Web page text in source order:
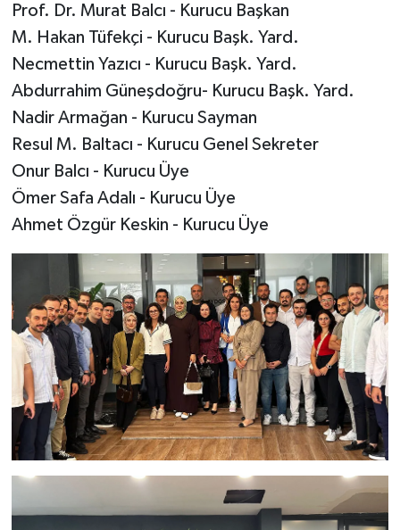
Prof. Dr. Murat Balcı - Kurucu Başkan
M. Hakan Tüfekçi - Kurucu Başk. Yard.
Necmettin Yazıcı - Kurucu Başk. Yard.
Abdurrahim Güneşdoğru- Kurucu Başk. Yard.
Nadir Armağan - Kurucu Sayman
Resul M. Baltacı - Kurucu Genel Sekreter
Onur Balcı - Kurucu Üye
Ömer Safa Adalı - Kurucu Üye
Ahmet Özgür Keskin - Kurucu Üye